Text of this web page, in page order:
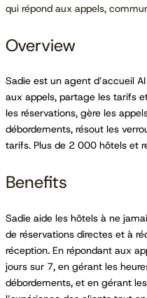
qui répond aux appels,
Overview
Sadie est un agent d’accueil
aux appels, partage les tarifs
les réservations, gère les
débordements, résout les
tarifs. Plus de 2 000 hôtels et
Benefits
Sadie aide les hôtels à ne
de réservations directes et à
réception. En répondant aux
jours sur 7, en gérant les
débordements, et en gérant